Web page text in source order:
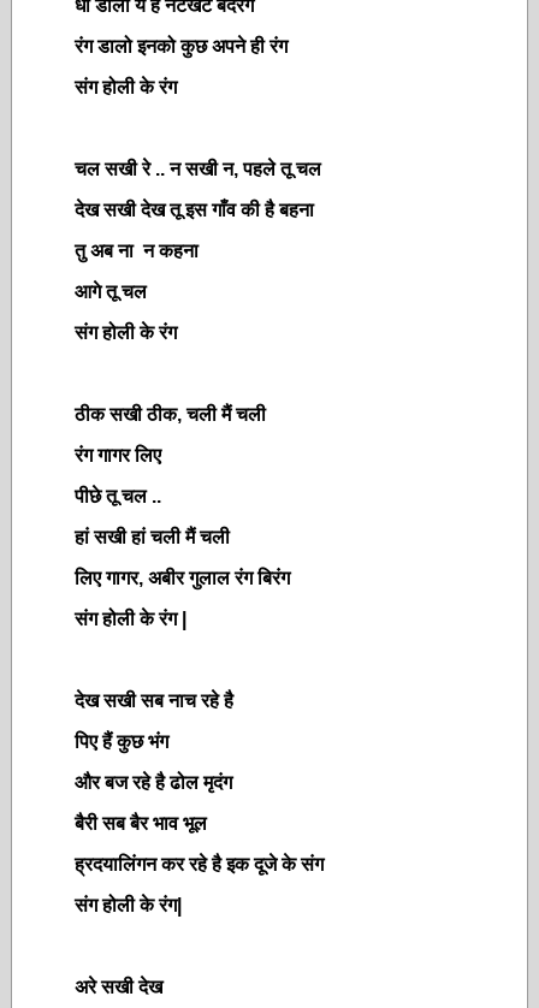
धो डालो ये हैं नटखट बदरंग
रंग डालो इनको कुछ अपने ही रंग
संग होली के रंग
चल सखी रे .. न सखी न, पहले तू चल
देख सखी देख तू इस गाँव की है बहना
तु अब ना न कहना
आगे तू चल
संग होली के रंग
ठीक सखी ठीक, चली मैं चली
रंग गागर लिए
पीछे तू चल ..
हां सखी हां चली मैं चली
लिए गागर, अबीर गुलाल रंग बिरंग
संग होली के रंग |
देख सखी सब नाच रहे है
पिए हैं कुछ भंग
और बज रहे है ढोल मृदंग
बैरी सब बैर भाव भूल
ह्रदयालिंगन कर रहे है इक दूजे के संग
संग होली के रंग|
अरे सखी देख